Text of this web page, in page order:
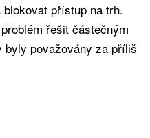
přístup na trh.
řešit částečným
byly považovány za příliš